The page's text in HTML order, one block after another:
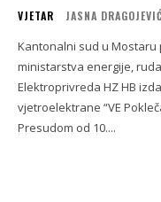
VJETAR JASNA DRAGOJEVIĆ
Kantonalni sud u Mostaru
ministarstva energije,
Elektroprivreda HZ HB
vjetroelektrane “VE
Presudom od 10....